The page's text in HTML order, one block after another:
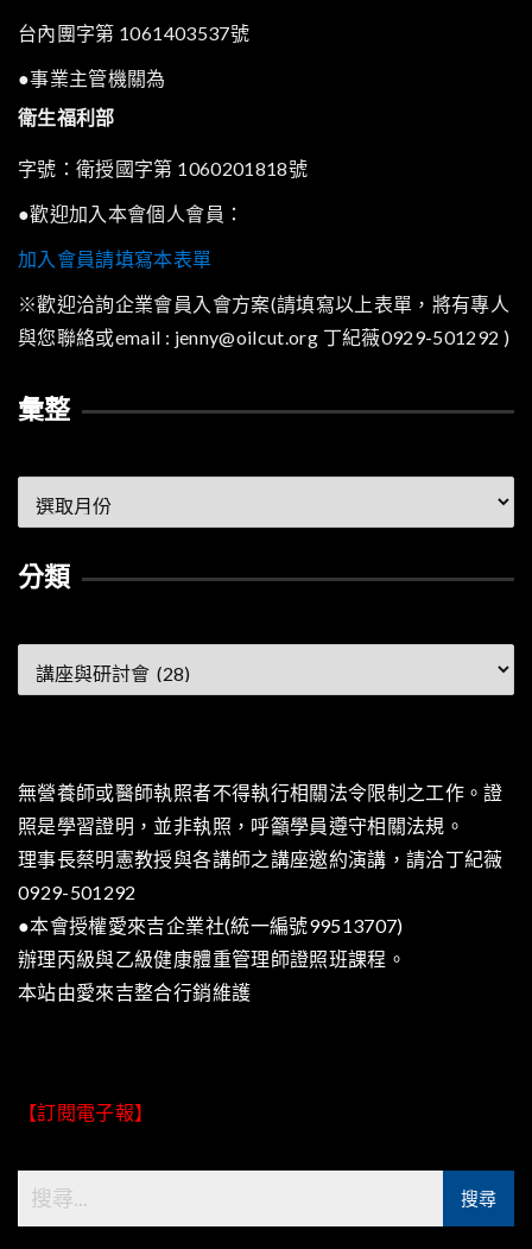
台內團字第 1061403537號
●事業主管機關為
衛生福利部
字號：衛授國字第 1060201818號
●歡迎加入本會個人會員：
加入會員請填寫本表單
※歡迎洽詢企業會員入會方案(請填寫以上表單，將有專人
與您聯絡或email : jenny@oilcut.org 丁紀薇0929-501292 )
彙整
整
分類
類
無營養師或醫師執照者不得執行相關法令限制之工作。證
照是學習證明，並非執照，呼籲學員遵守相關法規。
理事長蔡明憲教授與各講師之講座邀約演講，請洽丁紀薇
0929-501292
●本會授權愛來吉企業社(統一編號99513707)
辦理丙級與乙級健康體重管理師證照班課程。
本站由愛來吉整合行銷維護
【訂閱電子報】